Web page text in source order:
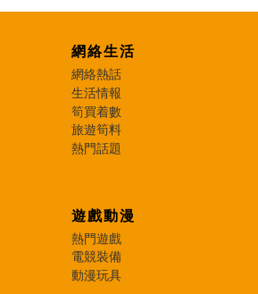
網絡生活
網絡熱話
生活情報
筍買着數
旅遊筍料
熱門話題
遊戲動漫
熱門遊戲
電競裝備
動漫玩具